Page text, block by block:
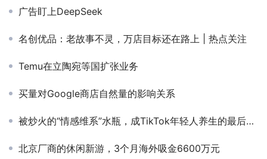
广告盯上DeepSeek
名创优品：老故事不灵，万店目标还在路上 | 热点关注
Temu在立陶宛等国扩张业务
买量对Google商店自然量的影响关系
被炒火的“情感维系”水瓶，成TikTok年轻人养生的最后体面
北京厂商的休闲新游，3个月海外吸金6600万元